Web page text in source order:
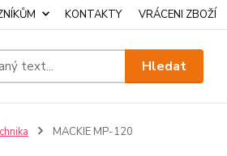
KONTAKTY VRÁCENI ZBOŽÍ
Hledat
MACKIE MP-120